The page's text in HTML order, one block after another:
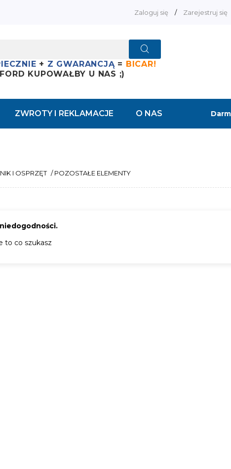
Zaloguj się / Zarejestruj się
+ Z GWARANCJĄ= BICAR!
KUPOWAŁBY U NAS ;)
ZWROTY I REKLAMACJE O NAS
I OSPRZĘT / POZOSTAŁE ELEMENTY
to co szukasz